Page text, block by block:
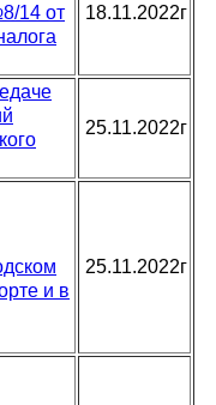
14 от
18.11.2022г
25.11.2022г
и в
25.11.2022г